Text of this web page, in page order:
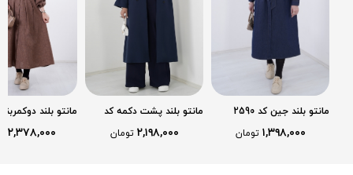
مانتو بلند جین کد 2590
۱,۳۹۸,۰۰۰ تومان
مانتو بلند پشت دکمه کد
۲,۱۹۸,۰۰۰ تومان
مانتو بلند
۲,۳۷۸,۰۰۰